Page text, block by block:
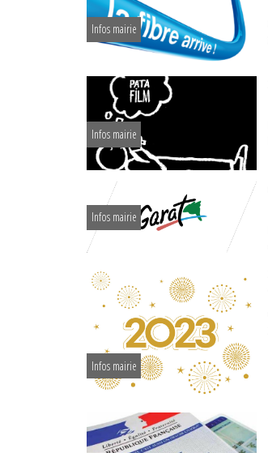
Infos mairie
Infos mairie
Infos mairie
Infos mairie